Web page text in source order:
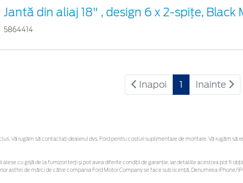
Jantă din aliaj 18" , design 6 x 2-spiţe, Black
5864414
Inapoi 1 Inainte
Vă rugăm să contactaţi dealerul dvs. Ford pentru costuri suplimentare de montare. Vă rugăm
cu grijă de la furnizori terți și pot avea diferite condiții de garanție, iar detaliile acestora pot fi
astfel de mărci de către compania Ford Motor Company se face sub licență. Denumirea